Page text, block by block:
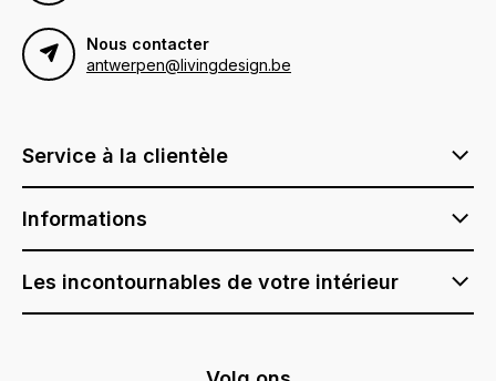
Nous contacter
antwerpen@livingdesign.be
Service à la clientèle
Informations
Les incontournables de votre intérieur